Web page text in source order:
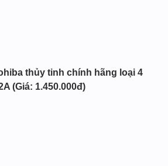
thủy tinh chính hãng loại 4
(Giá: 1.450.000đ)